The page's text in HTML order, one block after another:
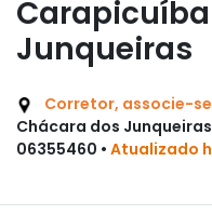
Junqueiras
Corretor, associe-
Chácara dos
06355460 • Atualizado